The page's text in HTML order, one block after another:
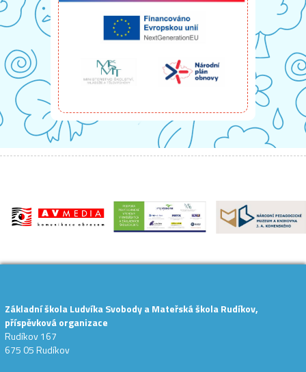
Základní škola Ludvíka Svobody a Mateřská škola Rudíkov,
příspěvková organizace
Rudíkov 167
675 05 Rudíkov